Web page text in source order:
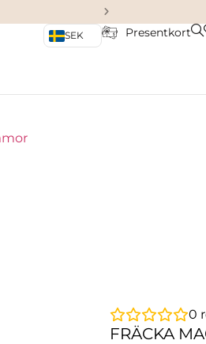
SEK Presentkort
0
FRÄCKA